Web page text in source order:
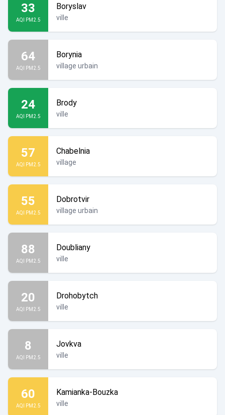
33
AQI PM2.5
Boryslav
ville
64
AQI PM2.5
Borynia
village urbain
24
AQI PM2.5
Brody
ville
57
AQI PM2.5
Chabelnia
village
55
AQI PM2.5
Dobrotvir
village urbain
88
AQI PM2.5
Doubliany
ville
20
AQI PM2.5
Drohobytch
ville
8
AQI PM2.5
Jovkva
ville
60
AQI PM2.5
Kamianka-Bouzka
ville